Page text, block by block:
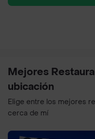
Mejores
ubicación
Elige entre los mejores
cerca de mí